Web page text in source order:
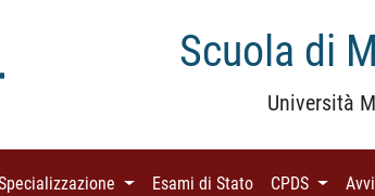
Scuola di
Università
(current)Esami di Stato (current)
CPDS (current)